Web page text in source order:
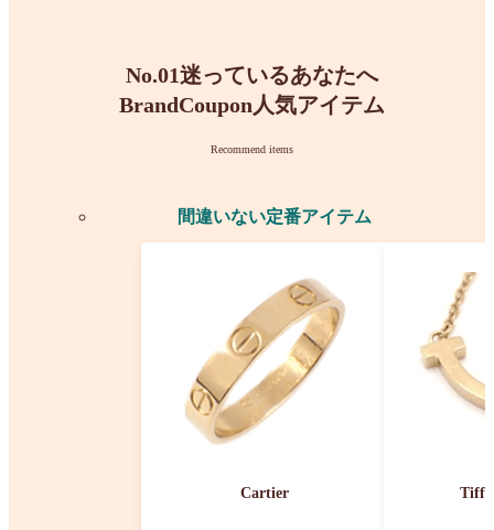
No.01迷っているあなたへ
BrandCoupon人気アイテム
Recommend items
間違いない定番アイテム
Cartier